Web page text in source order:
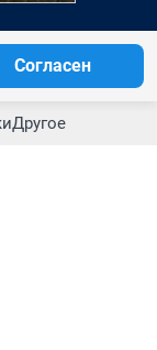
Согласен
Другое